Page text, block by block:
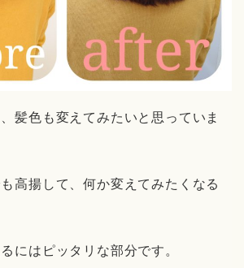
髪色も変えてみたいと思っていま
高揚して、何か変えてみたくなる
にはピッタリな部分です。